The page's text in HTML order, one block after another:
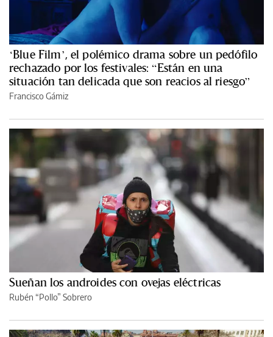
‘Blue Film’, el polémico drama sobre un pedófilo
rechazado por los festivales: “Están en una
situación tan delicada que son reacios al riesgo”
Francisco Gámiz
Sueñan los androides con ovejas eléctricas
Rubén “Pollo” Sobrero